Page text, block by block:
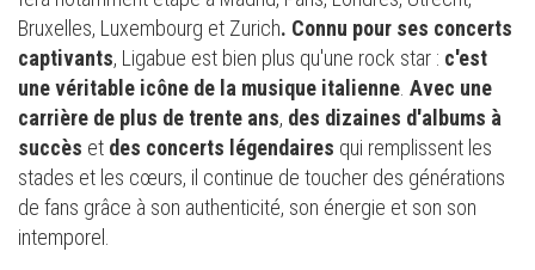
Bruxelles, Luxembourg et Zurich. Connu pour ses concerts
captivants, Ligabue est bien plus qu'une rock star : c'est
une véritable icône de la musique italienne. Avec une
carrière de plus de trente ans, des dizaines d'albums à
succès et des concerts légendaires qui remplissent les
stades et les cœurs, il continue de toucher des générations
de fans grâce à son authenticité, son énergie et son son
intemporel.